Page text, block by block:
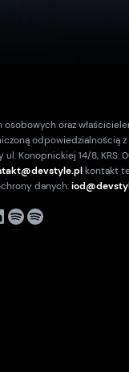
oraz
odpowiedzialnością
ul. Konopnickiej 14/8, KRS:
kontakt
danych: